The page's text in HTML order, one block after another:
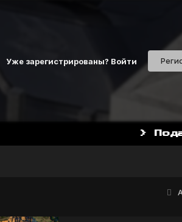
Уже зарегистрированы? Войти
НАЧАТЬ
>